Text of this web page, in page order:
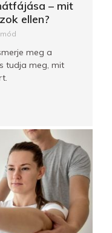
– mit
ellen?
meg a
tudja meg, mit